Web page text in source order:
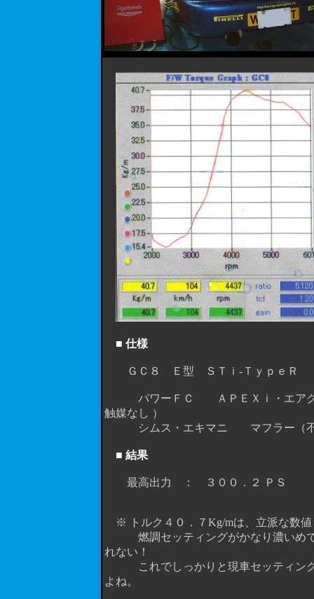
■ 仕様
ＧＣ８ Ｅ型 ＳＴｉ-ＴｙｐｅＲ
パワーＦＣ ＡＰＥＸｉ・エアク
触媒なし ）
シムス・エキマニ マフラー（
■ 結果
最高出力 ： ３００．２ ＰＳ
※ トルク４０．７Kg/mは、立派な数
燃調セッティングがかなり濃いめで
れない！
これでしっかりと現車セッティング
よね。